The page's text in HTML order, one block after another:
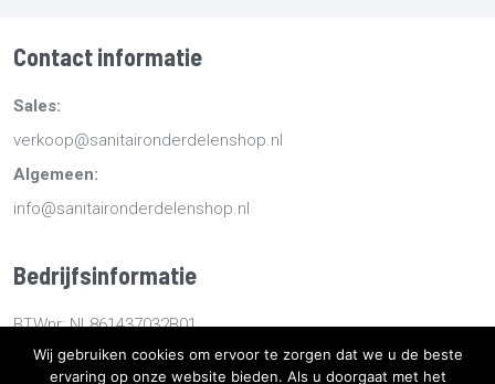
Contact informatie
Sales:
verkoop@sanitaironderdelenshop.nl
Algemeen:
info@sanitaironderdelenshop.nl
Bedrijfsinformatie
BTWnr: NL861437032B01
KvKnr: 78527112
Wij gebruiken cookies om ervoor te zorgen dat we u de beste
ervaring op onze website bieden. Als u doorgaat met het